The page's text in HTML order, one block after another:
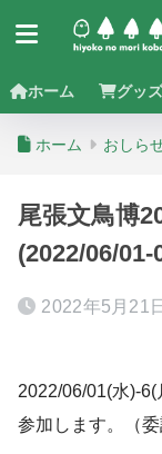
ホーム グッ
ホーム おしら
尾張文鳥博
(2022/06/01-
2022年5月21日
2022/06/01(水)-
参加します。（委